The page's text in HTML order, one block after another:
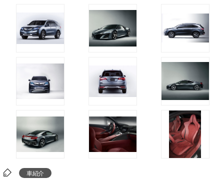
車紹介